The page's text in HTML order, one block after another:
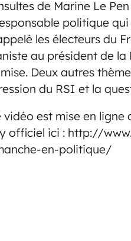
de Marine Le
politique
les électeurs du
au président de
Deux autres
du RSI et la
vidéo est mise en ligne
officiel ici : http://
en-politique/